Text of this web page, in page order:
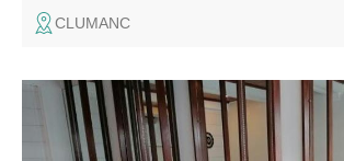
CLUMANC
Salon de coiffure mixte, au centre du village.